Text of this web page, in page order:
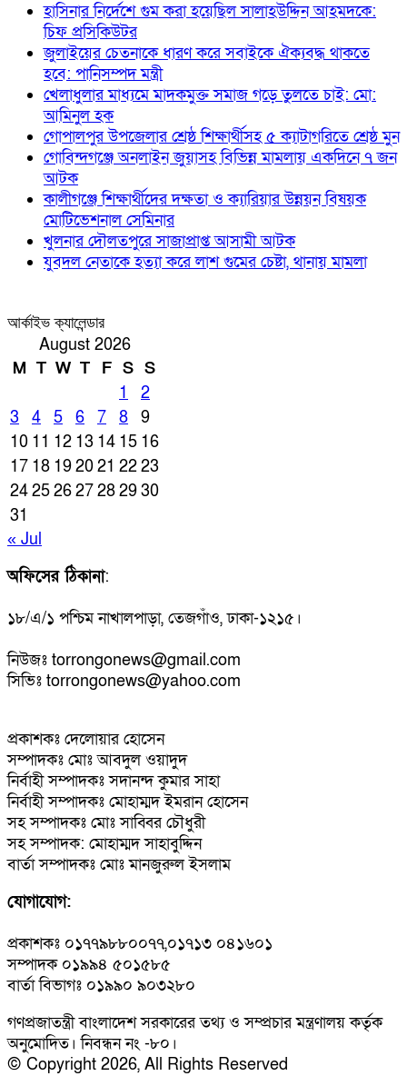
হাসিনার নির্দেশে গুম করা হয়েছিল সালাহউদ্দিন আহমদকে:
চিফ প্রসিকিউটর
জুলাইয়ের চেতনাকে ধারণ করে সবাইকে ঐক্যবদ্ধ থাকতে
হবে: পানিসম্পদ মন্ত্রী
খেলাধুলার মাধ্যমে মাদকমুক্ত সমাজ গড়ে তুলতে চাই: মো:
আমিনুল হক
গোপালপুর উপজেলার শ্রেষ্ঠ শিক্ষার্থীসহ ৫ ক্যাটাগরিতে শ্রেষ্ঠ মুন
গোবিন্দগঞ্জে অনলাইন জুয়াসহ বিভিন্ন মামলায় একদিনে ৭ জন
আটক
কালীগঞ্জে শিক্ষার্থীদের দক্ষতা ও ক্যারিয়ার উন্নয়ন বিষয়ক
মোটিভেশনাল সেমিনার
খুলনার দৌলতপুরে সাজাপ্রাপ্ত আসামী আটক
যুবদল নেতাকে হত্যা করে লাশ গুমের চেষ্টা, থানায় মামলা
আর্কাইভ ক্যালেন্ডার
August 2026
M T W T F S S
1
2
3
4 5 6 7 8
9
10 11 12 13 14 15 16
17 18 192021 2223
24252627282930
31
« Jul
অফিসের ঠিকানা:
১৮/এ/১ পশ্চিম নাখালপাড়া, তেজগাঁও, ঢাকা-১২১৫।
নিউজঃ torrongonews@gmail.com
সিভিঃ torrongonews@yahoo.com
প্রকাশকঃ দেলোয়ার হোসেন
সম্পাদকঃ মোঃ আবদুল ওয়াদুদ
নির্বাহী সম্পাদকঃ সদানন্দ কুমার সাহা
নির্বাহী সম্পাদকঃ মোহাম্মদ ইমরান হোসেন
সহ সম্পাদকঃ মোঃ সাব্বির চৌধুরী
সহ সম্পাদক: মোহাম্মদ সাহাবুদ্দিন
বার্তা সম্পাদকঃ মোঃ মানজুরুল ইসলাম
যোগাযোগ:
প্রকাশকঃ ০১৭৭৯৮৮০০৭৭,০১৭১৩ ০৪১৬০১
সম্পাদক ০১৯৯৪ ৫০১৫৮৫
বার্তা বিভাগঃ ০১৯৯০ ৯০৩২৮০
গণপ্রজাতন্ত্রী বাংলাদেশ সরকারের তথ্য ও সম্প্রচার মন্ত্রণালয় কর্তৃক
অনুমোদিত। নিবন্ধন নং -৮০।
© Copyright 2026, All Rights Reserved